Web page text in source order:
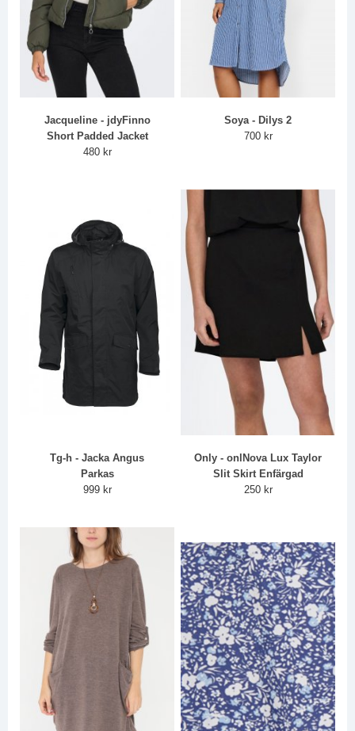
Jacqueline - jdyFinno
Short Padded Jacket
480 kr
Soya - Dilys 2
700 kr
Tg-h - Jacka Angus
Parkas
999 kr
Only - onlNova Lux Taylor
Slit Skirt Enfärgad
250 kr